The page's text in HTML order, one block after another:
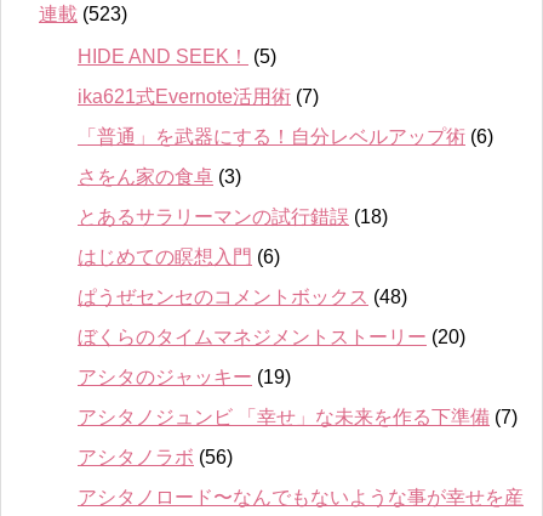
連載 (523)
HIDE AND SEEK！
(5)
ika621式Evernote活用術 (7)
「普通」を武器にする！自分レベルアップ術 (6)
さをん家の食卓 (3)
とあるサラリーマンの試行錯誤 (18)
はじめての瞑想入門 (6)
ぱうぜセンセのコメントボックス (48)
ぼくらのタイムマネジメントストーリー (20)
アシタのジャッキー (19)
アシタノジュンビ 「幸せ」な未来を作る下準備 (7)
アシタノラボ (56)
アシタノロード〜なんでもないような事が幸せを産